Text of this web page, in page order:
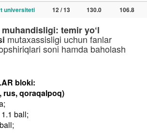
universiteti 12 / 13 130.0 106.8
muhandisligi: temir yo‘l
mutaxassisligi uchun fanlar
soni hamda baholash
bloki:
rus, qoraqalpoq)
ball;